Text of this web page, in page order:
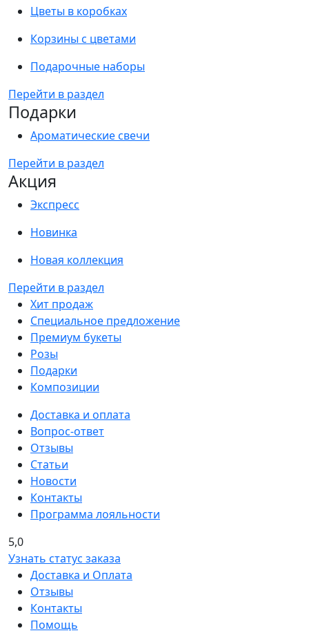
Цветы в коробках
Корзины с цветами
Подарочные наборы
Перейти в раздел
Подарки
Ароматические свечи
Перейти в раздел
Акция
Экспресс
Новинка
Новая коллекция
Перейти в раздел
Хит продаж
Специальное предложение
Премиум букеты
Розы
Подарки
Композиции
Доставка и оплата
Вопрос-ответ
Отзывы
Статьи
Новости
Контакты
Программа лояльности
5,0
Узнать статус заказа
Доставка и Оплата
Отзывы
Контакты
Помощь